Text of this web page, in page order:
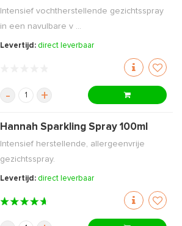
Intensief vochtherstellende gezichtsspray
in een navulbare v ...
Levertijd: direct leverbaar
- +
Hannah Sparkling Spray 100ml
Intensief herstellende, allergeenvrije
gezichtsspray.
Levertijd: direct leverbaar